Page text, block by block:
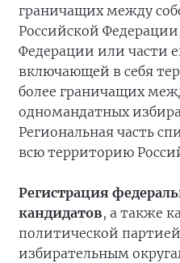
граничащих между
Российской
Федерации или части
включающей в себя
более граничащих
одномандатных
Региональная часть
всю территорию
Регистрация
кандидатов, а также
политической
избирательным